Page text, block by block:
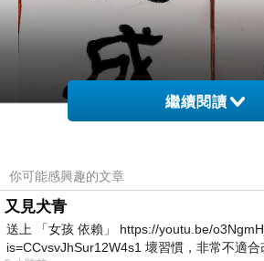
繼續閱讀
你可能感興趣的文章
又見犬青
送上 「女孩 依賴」 https://youtu.be/
is=CCvsvJhSur12W4s1 壞習慣，非常不適合